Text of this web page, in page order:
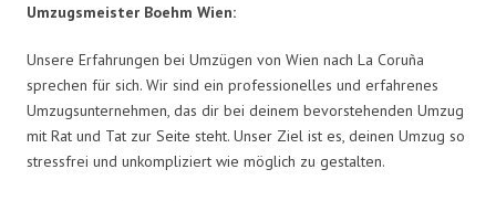
Umzugsmeister Boehm Wien:
Unsere Erfahrungen bei Umzügen von Wien nach La Coruña
sprechen für sich. Wir sind ein professionelles und erfahrenes
Umzugsunternehmen, das dir bei deinem bevorstehenden Umzug
mit Rat und Tat zur Seite steht. Unser Ziel ist es, deinen Umzug so
stressfrei und unkompliziert wie möglich zu gestalten.